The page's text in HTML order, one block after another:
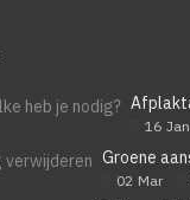
16 Jan
Groene
02 Mar